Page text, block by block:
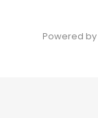
Powered by